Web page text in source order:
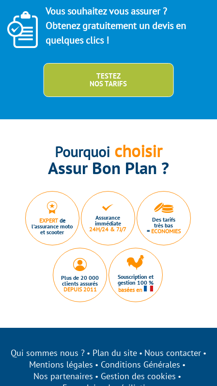
Vous souhaitez vous assurer ?
Obtenez gratuitement un devis en
quelques clics !
TESTEZ
NOS TARIFS
Pourquoi choisir
Assur Bon Plan ?
EXPERTde
l’assurance moto
et scooter
Assurance
immédiate
24H/24 & 7J/7
Des tarifs
très bas
= ECONOMIES
Plus de 20 000
clients assurés
DEPUIS 2011
Souscription et
gestion 100 %
basées en
Qui sommes nous ? Plan du site
Nous contacter
Mentions légales
Conditions Générales
Nos partenaires
Gestion des cookies